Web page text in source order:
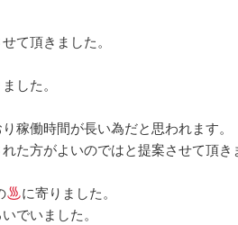
て頂きました。
した。
稼働時間が長い為だと思われます。
た方がよいのではと提案させて頂き
に寄りました。
でいました。